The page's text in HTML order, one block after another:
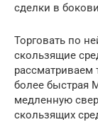
сделки в
Торговать по
скользящие
рассматриваем
более быстрая
медленную
скользящих